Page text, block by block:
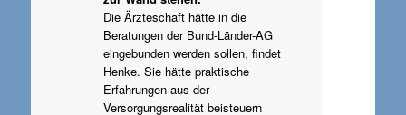
Die Ärzteschaft hätte in die
Beratungen der Bund-Länder-AG
eingebunden werden sollen, findet
Henke. Sie hätte praktische
Erfahrungen aus der
Versorgungsrealität beisteuern